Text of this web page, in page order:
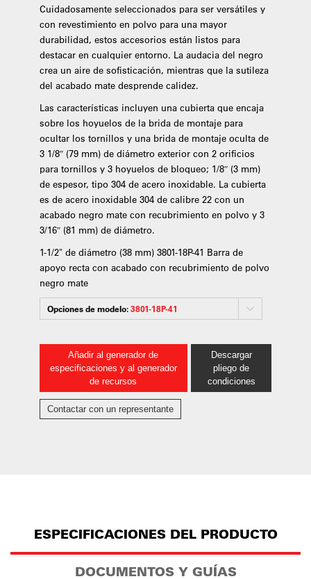
Cuidadosamente seleccionados para ser versátiles y
con revestimiento en polvo para una mayor
durabilidad, estos accesorios están listos para
destacar en cualquier entorno. La audacia del negro
crea un aire de sofisticación, mientras que la sutileza
del acabado mate desprende calidez.
Las características incluyen una cubierta que encaja
sobre los hoyuelos de la brida de montaje para
ocultar los tornillos y una brida de montaje oculta de
3 1/8″ (79 mm) de diámetro exterior con 2 orificios
para tornillos y 3 hoyuelos de bloqueo; 1/8″ (3 mm)
de espesor, tipo 304 de acero inoxidable. La cubierta
es de acero inoxidable 304 de calibre 22 con un
acabado negro mate con recubrimiento en polvo y 3
3/16″ (81 mm) de diámetro.
1-1/2" de diámetro (38 mm) 3801-18P-41 Barra de
apoyo recta con acabado con recubrimiento de polvo
negro mate
Opciones de modelo:3801-18P-41
Añadir al generador de
especificaciones y al generador
de recursos
Descargar
pliego de
condiciones
Contactar con un representante
ESPECIFICACIONES DEL PRODUCTO
DOCUMENTOS Y GUÍAS